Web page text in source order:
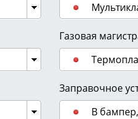
Газовая
Заправочное
В